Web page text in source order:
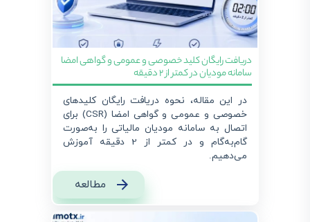
دریافت رایگان کلید خصوصی و عمومی و گواهی امضا
سامانه مودیان در کمتر از 2 دقیقه
در این مقاله، نحوه دریافت رایگان کلیدهای
خصوصی و عمومی و گواهی امضا (CSR) برای
اتصال به سامانه مودیان مالیاتی را به‌صورت
گام‌به‌گام و در کمتر از 2 دقیقه آموزش
می‌دهیم.
مطالعه